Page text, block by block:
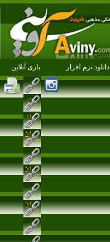
دانلود نرم افزار بازی آنلاین